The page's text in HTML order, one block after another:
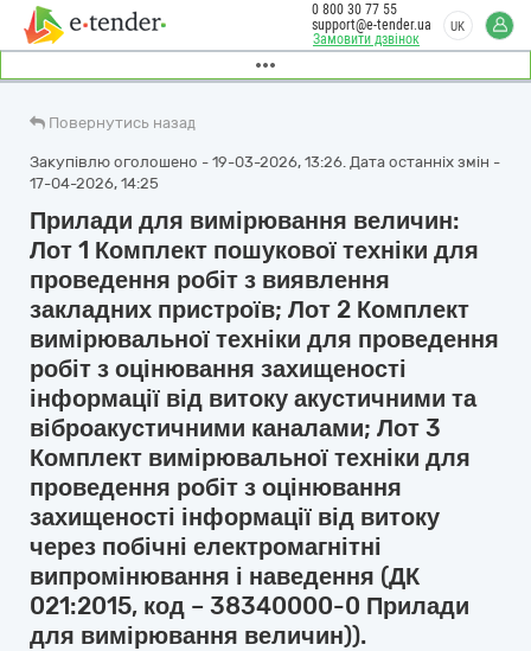
Замовити дзвінок
0 800 30 77 55
support@e-tender.ua
UK
Повернутись назад
Закупівлю оголошено - 19-03-2026, 13:26. Дата останніх змін -
17-04-2026, 14:25
Прилади для вимірювання величин:
Лот 1 Комплект пошукової техніки для
проведення робіт з виявлення
закладних пристроїв; Лот 2 Комплект
вимірювальної техніки для проведення
робіт з оцінювання захищеності
інформації від витоку акустичними та
віброакустичними каналами; Лот 3
Комплект вимірювальної техніки для
проведення робіт з оцінювання
захищеності інформації від витоку
через побічні електромагнітні
випромінювання і наведення (ДК
021:2015, код – 38340000-0 Прилади
для вимірювання величин)).